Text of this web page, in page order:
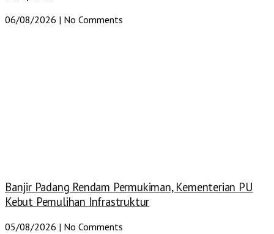
06/08/2026 No Comments
Banjir Padang Rendam Permukiman, Kementerian PU
Kebut Pemulihan Infrastruktur
05/08/2026 No Comments